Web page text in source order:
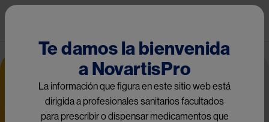
Pasar al contenido principal
Image
Te damos la bienvenida
a NovartisPro
La información que figura en este sitio web está
dirigida a profesionales sanitarios facultados
para prescribir o dispensar medicamentos que